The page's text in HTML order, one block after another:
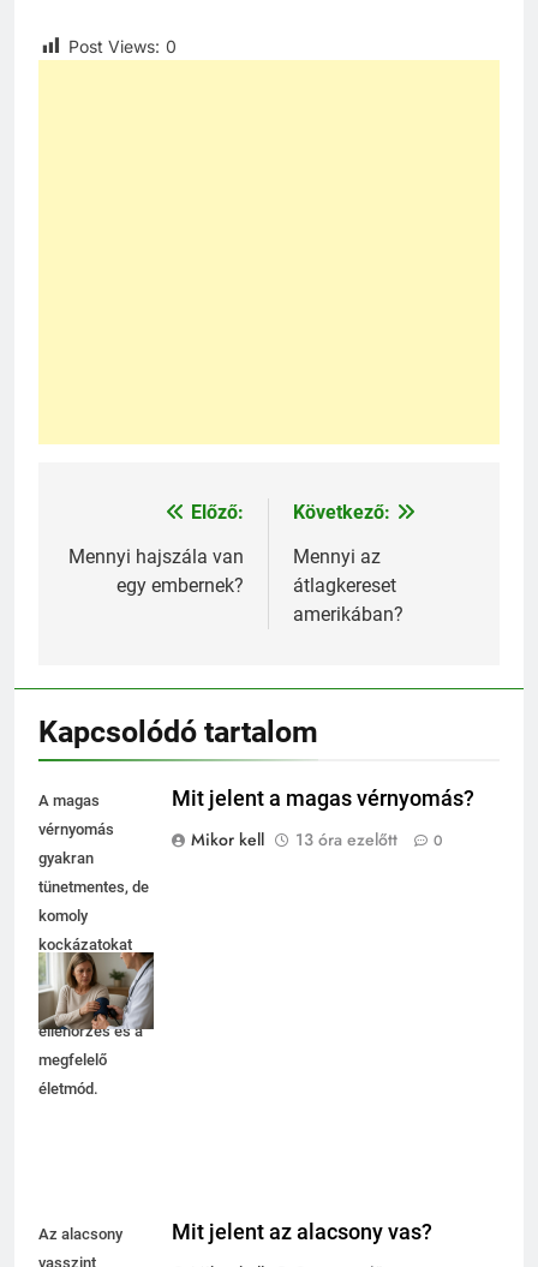
Post Views: 0
Bejegyzés
navigáció
Előző:
Mennyi hajszála van
egy embernek?
Következő:
Mennyi az
átlagkereset
amerikában?
Kapcsolódó tartalom
A magas
vérnyomás
gyakran
tünetmentes, de
komoly
kockázatokat
rejt. Fontos a
rendszeres
ellenőrzés és a
megfelelő
életmód.
Mit jelent a magas vérnyomás?
Mikor kell
13 óra ezelőtt 0
Az alacsony
vasszint
Mit jelent az alacsony vas?